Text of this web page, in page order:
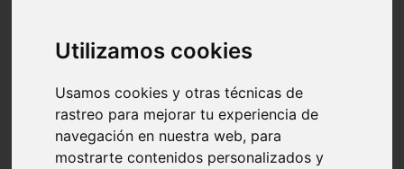
Utilizamos cookies
Usamos cookies y otras técnicas de
rastreo para mejorar tu experiencia de
navegación en nuestra web, para
mostrarte contenidos personalizados y
Cantabria - suances
Sevilla - bormujos
Málaga - júzcar
Huesca - alquézar
Huesca - castejón-de-sos
Lleida - alt-àneu